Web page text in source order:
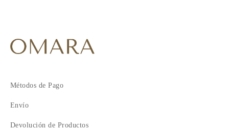
Métodos de Pago
Envío
Devolución de Productos